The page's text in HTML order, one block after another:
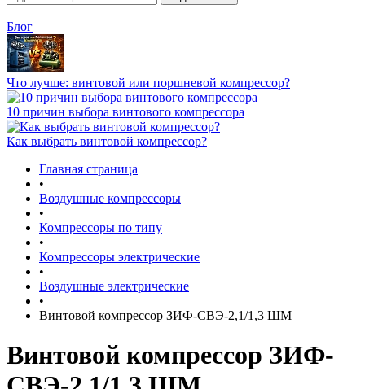
Блог
Что лучше: винтовой или поршневой компрессор?
10 причин выбора винтового компрессора
Как выбрать винтовой компрессор?
Главная страница
•
Воздушные компрессоры
•
Компрессоры по типу
•
Компрессоры электрические
•
Воздушные электрические
•
Винтовой компрессор ЗИФ-СВЭ-2,1/1,3 ШМ
Винтовой компрессор ЗИФ-